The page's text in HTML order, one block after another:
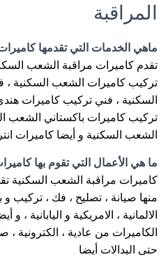
المراقبة
ماهي الخدمات التي تقدمها
تقدم كاميرات مراقبة الشعب
تركيب كاميرات الشعب السكنية
السكنية ، فني تركيب كاميرات
تركيب كاميرات باكستاني الشعب
الشعب السكنية و أيضا كاميرات
ما هي الأعمال التي تقوم بها
كاميرات مراقبة الشعب السكنية
منها صيانة ، تصليح ، فك ، تركيب و
الالمانية ، الامريكية و اليابانية ،
الكاميرات من عادية ، الكترونية ،
حتى البدالات أيضا .